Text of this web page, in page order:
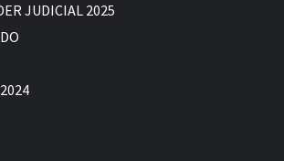
JUDICIAL 2025